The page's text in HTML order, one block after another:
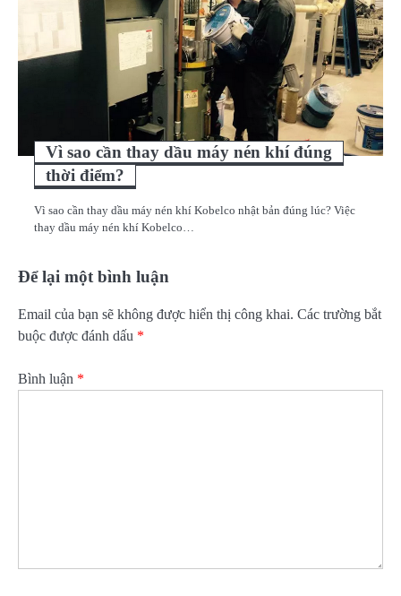
Vì sao cần thay dầu máy nén khí đúng
thời điểm?
Vì sao cần thay dầu máy nén khí Kobelco nhật bản đúng lúc? Việc
thay dầu máy nén khí Kobelco…
Để lại một bình luận
Email của bạn sẽ không được hiển thị công khai. Các trường bắt
buộc được đánh dấu *
Bình luận *